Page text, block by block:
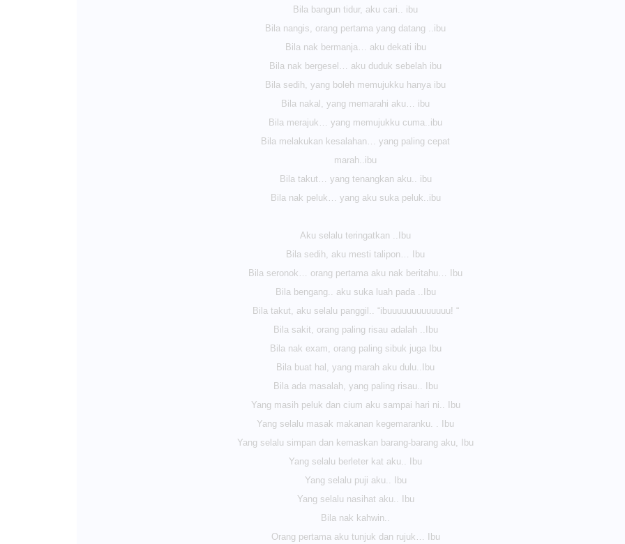
Bila bangun tidur, aku cari.. ibu
Bila nangis, orang pertama yang datang ..ibu
Bila nak bermanja… aku dekati ibu
Bila nak bergesel… aku duduk sebelah ibu
Bila sedih, yang boleh memujukku hanya ibu
Bila nakal, yang memarahi aku… ibu
Bila merajuk… yang memujukku cuma..ibu
Bila melakukan kesalahan… yang paling cepat
marah..ibu
Bila takut… yang tenangkan aku.. ibu
Bila nak peluk… yang aku suka peluk..ibu
Aku selalu teringatkan ..Ibu
Bila sedih, aku mesti talipon… Ibu
Bila seronok… orang pertama aku nak beritahu… Ibu
Bila bengang.. aku suka luah pada ..Ibu
Bila takut, aku selalu panggil.. “ibuuuuuuuuuuuuu! “
Bila sakit, orang paling risau adalah ..Ibu
Bila nak exam, orang paling sibuk juga Ibu
Bila buat hal, yang marah aku dulu..Ibu
Bila ada masalah, yang paling risau.. Ibu
Yang masih peluk dan cium aku sampai hari ni.. Ibu
Yang selalu masak makanan kegemaranku. . Ibu
Yang selalu simpan dan kemaskan barang-barang aku, Ibu
Yang selalu berleter kat aku.. Ibu
Yang selalu puji aku.. Ibu
Yang selalu nasihat aku.. Ibu
Bila nak kahwin..
Orang pertama aku tunjuk dan rujuk… Ibu